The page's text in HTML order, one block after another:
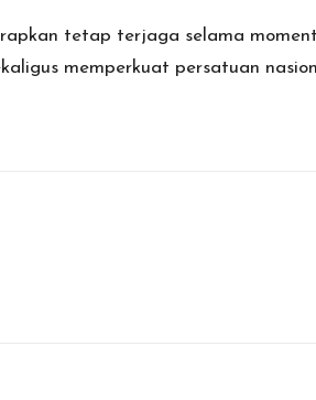
tetap terjaga selama
memperkuat persatuan